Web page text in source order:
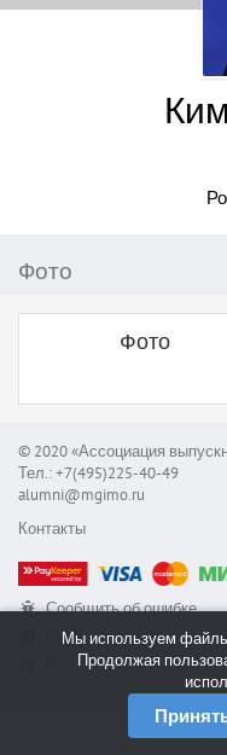
Фото
Фото
© 2020 «Ассоциация
Тел.: +7(495)225-40-49
alumni@mgimo.ru
Контакты
Сообщить об ошибке
Служба поддержки
Мы используем файлы
Продолжая